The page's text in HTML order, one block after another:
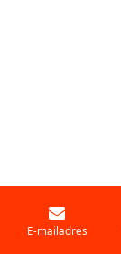
E-mailadres